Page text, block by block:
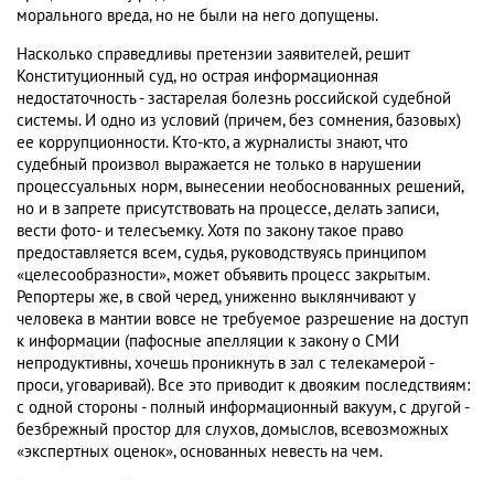
морального вреда, но не были на него допущены.
Насколько справедливы претензии заявителей, решит
Конституционный суд, но острая информационная
недостаточность - застарелая болезнь российской судебной
системы. И одно из условий (причем, без сомнения, базовых)
ее коррупционности. Кто-кто, а журналисты знают, что
судебный произвол выражается не только в нарушении
процессуальных норм, вынесении необоснованных решений,
но и в запрете присутствовать на процессе, делать записи,
вести фото- и телесъемку. Хотя по закону такое право
предоставляется всем, судья, руководствуясь принципом
«целесообразности», может объявить процесс закрытым.
Репортеры же, в свой черед, униженно выклянчивают у
человека в мантии вовсе не требуемое разрешение на доступ
к информации (пафосные апелляции к закону о СМИ
непродуктивны, хочешь проникнуть в зал с телекамерой -
проси, уговаривай). Все это приводит к двояким последствиям:
с одной стороны - полный информационный вакуум, с другой -
безбрежный простор для слухов, домыслов, всевозможных
«экспертных оценок», основанных невесть на чем.